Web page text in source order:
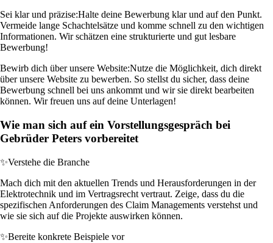
Sei klar und präzise:Halte deine Bewerbung klar und auf den Punkt.
Vermeide lange Schachtelsätze und komme schnell zu den wichtigen
Informationen. Wir schätzen eine strukturierte und gut lesbare
Bewerbung!
Bewirb dich über unsere Website:Nutze die Möglichkeit, dich direkt
über unsere Website zu bewerben. So stellst du sicher, dass deine
Bewerbung schnell bei uns ankommt und wir sie direkt bearbeiten
können. Wir freuen uns auf deine Unterlagen!
Wie man sich auf ein Vorstellungsgespräch bei
Gebrüder Peters vorbereitet
✨Verstehe die Branche
Mach dich mit den aktuellen Trends und Herausforderungen in der
Elektrotechnik und im Vertragsrecht vertraut. Zeige, dass du die
spezifischen Anforderungen des Claim Managements verstehst und
wie sie sich auf die Projekte auswirken können.
✨Bereite konkrete Beispiele vor